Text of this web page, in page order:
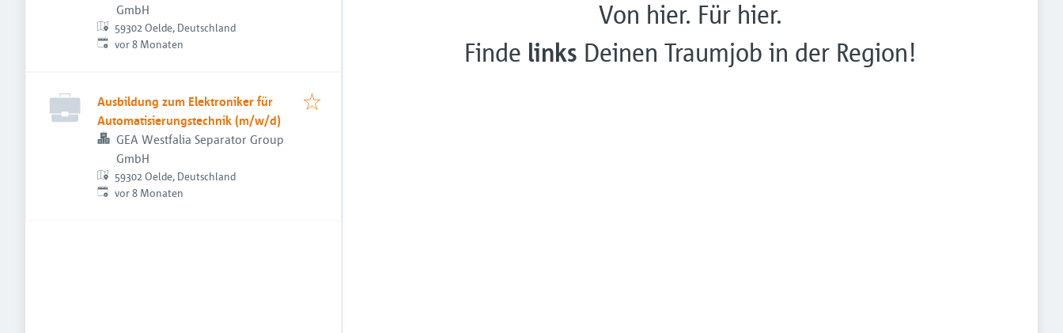
GmbH
59302 Oelde, Deutschland
Veröffentlicht:
vor 8 Monaten
Ausbildung zum Elektroniker für
Automatisierungstechnik (m/w/d)
GEA Westfalia Separator Group
GmbH
59302 Oelde, Deutschland
Veröffentlicht:
vor 8 Monaten
Von hier. Für hier.
Finde links Deinen Traumjob in der Region!